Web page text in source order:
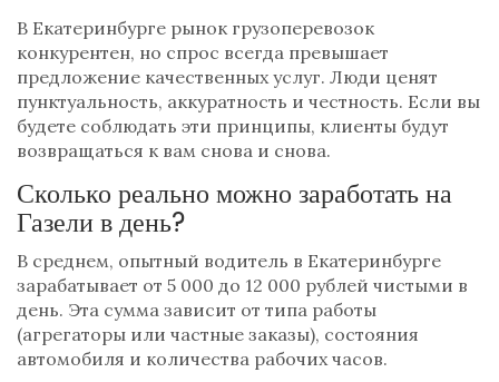
В Екатеринбурге рынок грузоперевозок
конкурентен, но спрос всегда превышает
предложение качественных услуг. Люди ценят
пунктуальность, аккуратность и честность. Если вы
будете соблюдать эти принципы, клиенты будут
возвращаться к вам снова и снова.
Сколько реально можно заработать на
Газели в день?
В среднем, опытный водитель в Екатеринбурге
зарабатывает от 5 000 до 12 000 рублей чистыми в
день. Эта сумма зависит от типа работы
(агрегаторы или частные заказы), состояния
автомобиля и количества рабочих часов.